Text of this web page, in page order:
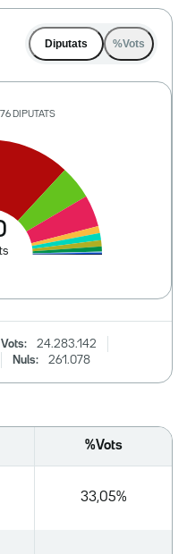
Diputats %Vots
Vots:
24.283.142
Nuls: 261.078
%Vots
33,05%